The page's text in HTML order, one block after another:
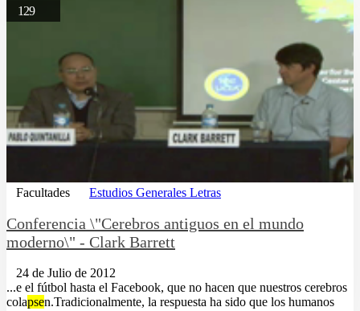
129
Facultades Estudios Generales Letras
Conferencia \"Cerebros antiguos en el mundo
moderno\" - Clark Barrett
24 de Julio de 2012
...e el fútbol hasta el Facebook, que no hacen que nuestros cerebros
colapsen.Tradicionalmente, la respuesta ha sido que los humanos